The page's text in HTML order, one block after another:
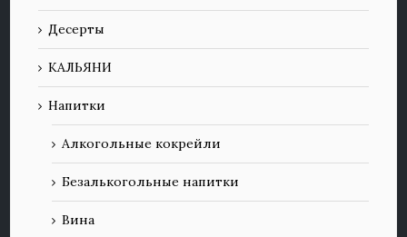
Десерты
КАЛЬЯНИ
Напитки
Алкогольные кокрейли
Безалькогольные напитки
Вина